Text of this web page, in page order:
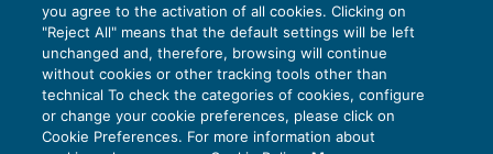
Privacy Policy
you agree to the activation of all cookies. Clicking on
"Reject All" means that the default settings will be left
unchanged and, therefore, browsing will continue
without cookies or other tracking tools other than
technical To check the categories of cookies, configure
or change your cookie preferences, please click on
Cookie Preferences. For more information about